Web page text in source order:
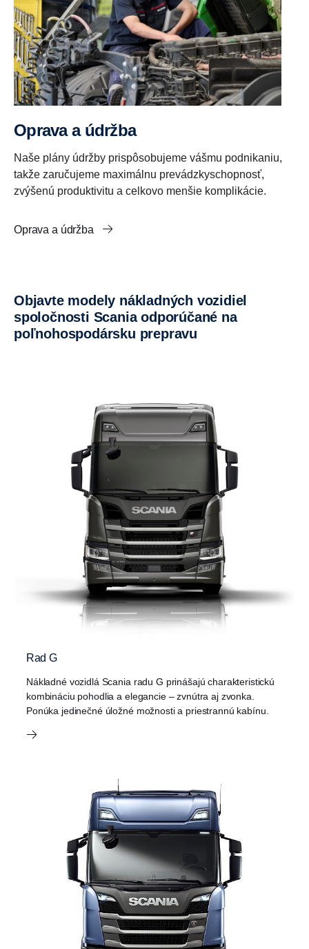
Oprava a údržba
Naše plány údržby prispôsobujeme vášmu podnikaniu,
takže zaručujeme maximálnu prevádzkyschopnosť,
zvýšenú produktivitu a celkovo menšie komplikácie.
Oprava a údržba
Objavte modely nákladných vozidiel
spoločnosti Scania odporúčané na
poľnohospodársku prepravu
Rad G
Nákladné vozidlá Scania radu G prinášajú charakteristickú
kombináciu pohodlia a elegancie – zvnútra aj zvonka.
Ponúka jedinečné úložné možnosti a priestrannú kabínu.